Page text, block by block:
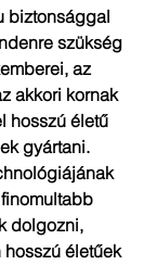
biztonsággal
szükség
az
akkori kornak
hosszú életű
gyártani.
dolgozni,
életűek